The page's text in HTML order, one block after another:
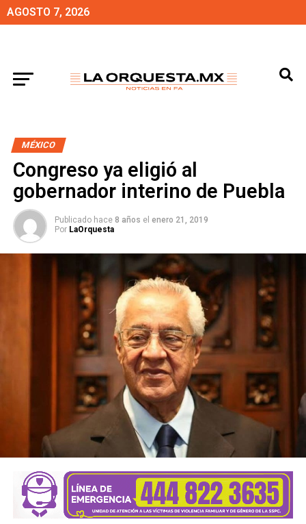
AGOSTO 7, 2026
MÉXICO
Congreso ya eligió al
gobernador interino de Puebla
Publicado hace 8 años el enero 21, 2019
Por LaOrquesta